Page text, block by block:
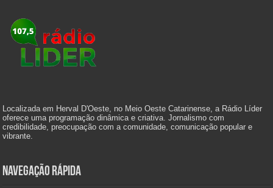
Localizada em Herval D'Oeste, no Meio Oeste Catarinense, a Rádio Líder
oferece uma programação dinâmica e criativa. Jornalismo com
credibilidade, preocupação com a comunidade, comunicação popular e
vibrante.
Navegação Rápida